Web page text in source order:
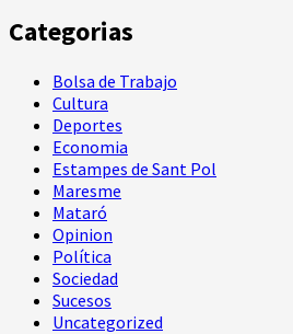
Categorias
Bolsa de Trabajo
Cultura
Deportes
Economia
Estampes de Sant Pol
Maresme
Mataró
Opinion
Política
Sociedad
Sucesos
Uncategorized